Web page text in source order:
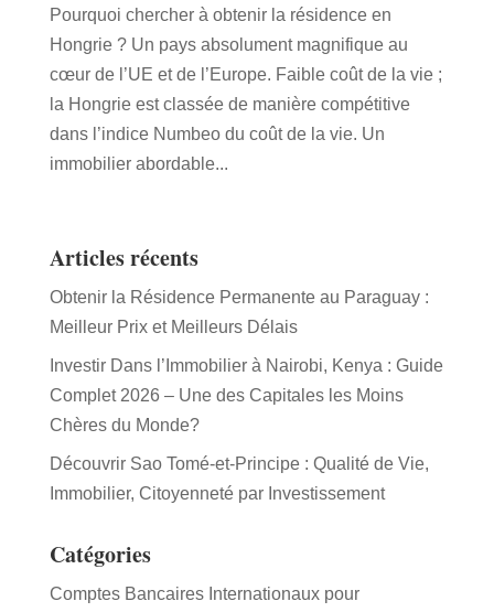
Pourquoi chercher à obtenir la résidence en
Hongrie ? Un pays absolument magnifique au
cœur de l’UE et de l’Europe. Faible coût de la vie ;
la Hongrie est classée de manière compétitive
dans l’indice Numbeo du coût de la vie. Un
immobilier abordable...
Articles récents
Obtenir la Résidence Permanente au Paraguay :
Meilleur Prix et Meilleurs Délais
Investir Dans l’Immobilier à Nairobi, Kenya : Guide
Complet 2026 – Une des Capitales les Moins
Chères du Monde?
Découvrir Sao Tomé-et-Principe : Qualité de Vie,
Immobilier, Citoyenneté par Investissement
Catégories
Comptes Bancaires Internationaux pour